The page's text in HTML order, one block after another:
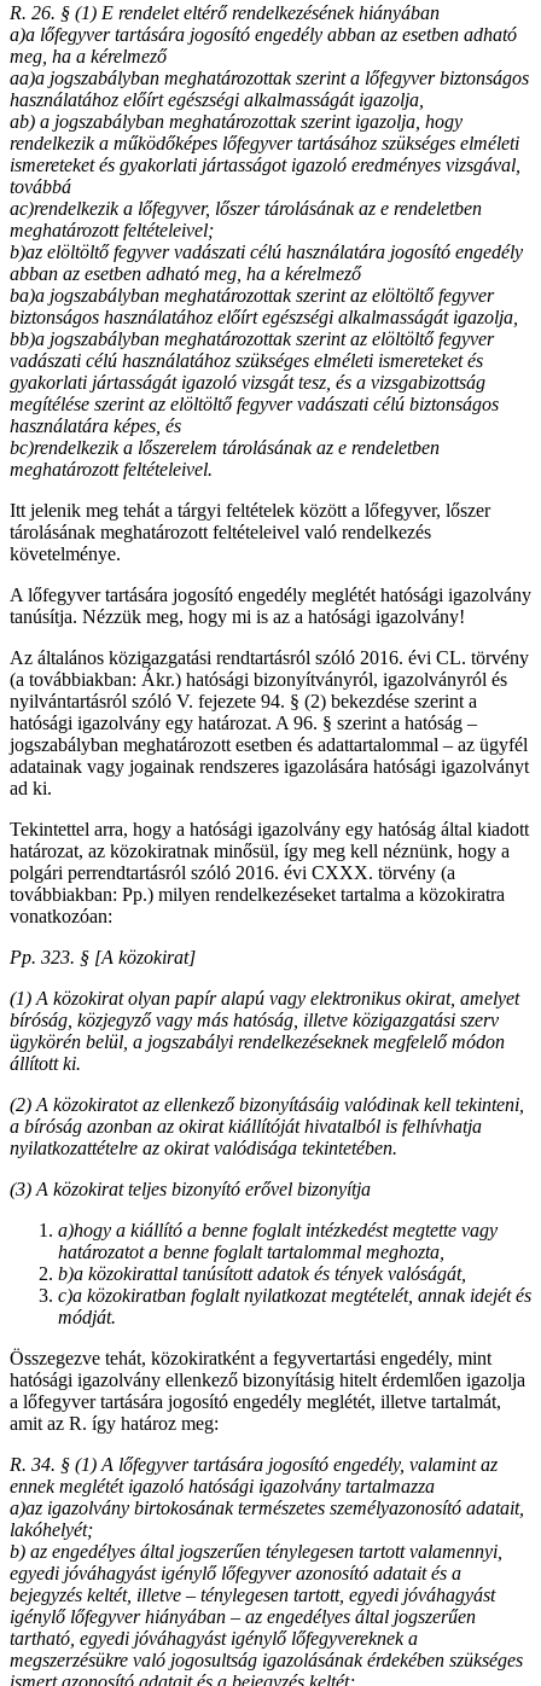
R. 26. § (1) E rendelet eltérő rendelkezésének hiányában
a)a lőfegyver tartására jogosító engedély abban az esetben adható
meg, ha a kérelmező
aa)a jogszabályban meghatározottak szerint a lőfegyver biztonságos
használatához előírt egészségi alkalmasságát igazolja,
ab) a jogszabályban meghatározottak szerint igazolja, hogy
rendelkezik a működőképes lőfegyver tartásához szükséges elméleti
ismereteket és gyakorlati jártasságot igazoló eredményes vizsgával,
továbbá
ac)rendelkezik a lőfegyver, lőszer tárolásának az e rendeletben
meghatározott feltételeivel;
b)az elöltöltő fegyver vadászati célú használatára jogosító engedély
abban az esetben adható meg, ha a kérelmező
ba)a jogszabályban meghatározottak szerint az elöltöltő fegyver
biztonságos használatához előírt egészségi alkalmasságát igazolja,
bb)a jogszabályban meghatározottak szerint az elöltöltő fegyver
vadászati célú használatához szükséges elméleti ismereteket és
gyakorlati jártasságát igazoló vizsgát tesz, és a vizsgabizottság
megítélése szerint az elöltöltő fegyver vadászati célú biztonságos
használatára képes, és
bc)rendelkezik a lőszerelem tárolásának az e rendeletben
meghatározott feltételeivel.
Itt jelenik meg tehát a tárgyi feltételek között a lőfegyver, lőszer
tárolásának meghatározott feltételeivel való rendelkezés
követelménye.
A lőfegyver tartására jogosító engedély meglétét hatósági igazolvány
tanúsítja. Nézzük meg, hogy mi is az a hatósági igazolvány!
Az általános közigazgatási rendtartásról szóló 2016. évi CL. törvény
(a továbbiakban: Ákr.) hatósági bizonyítványról, igazolványról és
nyilvántartásról szóló V. fejezete 94. § (2) bekezdése szerint a
hatósági igazolvány egy határozat. A 96. § szerint a hatóság –
jogszabályban meghatározott esetben és adattartalommal – az ügyfél
adatainak vagy jogainak rendszeres igazolására hatósági igazolványt
ad ki.
Tekintettel arra, hogy a hatósági igazolvány egy hatóság által kiadott
határozat, az közokiratnak minősül, így meg kell néznünk, hogy a
polgári perrendtartásról szóló 2016. évi CXXX. törvény (a
továbbiakban: Pp.) milyen rendelkezéseket tartalma a közokiratra
vonatkozóan:
Pp. 323. § [A közokirat]
(1) A közokirat olyan papír alapú vagy elektronikus okirat, amelyet
bíróság, közjegyző vagy más hatóság, illetve közigazgatási szerv
ügykörén belül, a jogszabályi rendelkezéseknek megfelelő módon
állított ki.
(2) A közokiratot az ellenkező bizonyításáig valódinak kell tekinteni,
a bíróság azonban az okirat kiállítóját hivatalból is felhívhatja
nyilatkozattételre az okirat valódisága tekintetében.
(3) A közokirat teljes bizonyító erővel bizonyítja
a)hogy a kiállító a benne foglalt intézkedést megtette vagy
határozatot a benne foglalt tartalommal meghozta,
b)a közokirattal tanúsított adatok és tények valóságát,
c)a közokiratban foglalt nyilatkozat megtételét, annak idejét és
módját.
Összegezve tehát, közokiratként a fegyvertartási engedély, mint
hatósági igazolvány ellenkező bizonyításig hitelt érdemlően igazolja
a lőfegyver tartására jogosító engedély meglétét, illetve tartalmát,
amit az R. így határoz meg:
R. 34. § (1) A lőfegyver tartására jogosító engedély, valamint az
ennek meglétét igazoló hatósági igazolvány tartalmazza
a)az igazolvány birtokosának természetes személyazonosító adatait,
lakóhelyét;
b) az engedélyes által jogszerűen ténylegesen tartott valamennyi,
egyedi jóváhagyást igénylő lőfegyver azonosító adatait és a
bejegyzés keltét, illetve – ténylegesen tartott, egyedi jóváhagyást
igénylő lőfegyver hiányában – az engedélyes által jogszerűen
tartható, egyedi jóváhagyást igénylő lőfegyvereknek a
megszerzésükre való jogosultság igazolásának érdekében szükséges
ismert azonosító adatait és a bejegyzés keltét;